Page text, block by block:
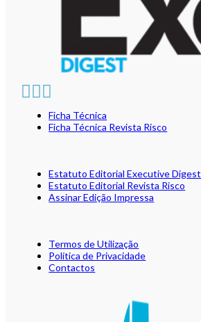
Ficha Técnica
Ficha Técnica Revista Risco
Estatuto Editorial Executive Digest
Estatuto Editorial Revista Risco
Assinar Edição Impressa
Termos de Utilização
Política de Privacidade
Contactos